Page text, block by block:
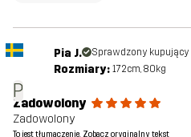
P
Pia J. Sprawdzony kupujący
Rozmiary: 172cm, 80kg
Zadowolony
Zadowolony
To jest tłumaczenie. Zobacz oryginalny tekst